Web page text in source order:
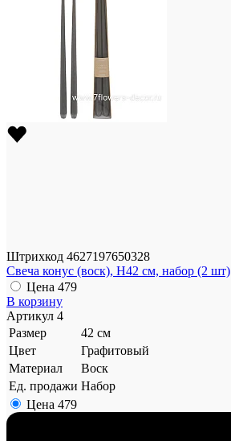
Штрихкод 4627197650328
Свеча конус (воск), H42 см, набор (2 шт)
Цена 479
В корзину
Артикул 4
Размер
42 см
Цвет
Графитовый
Материал
Воск
Ед. продажи Набор
Цена 479